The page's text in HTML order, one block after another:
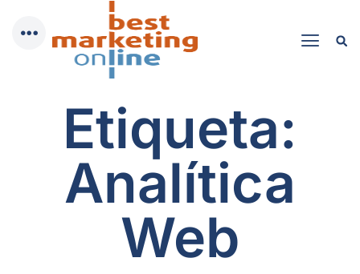
Etiqueta:
Analítica
Web